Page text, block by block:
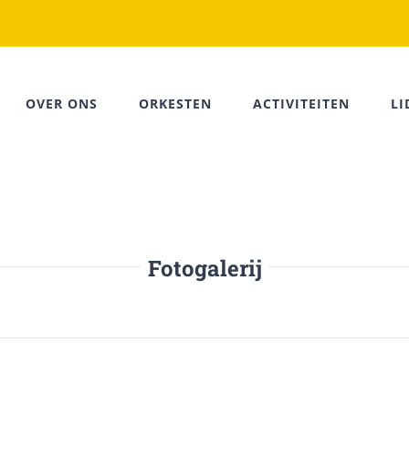
OVER ONS ORKESTEN ACTIVITEITEN
Fotogalerij